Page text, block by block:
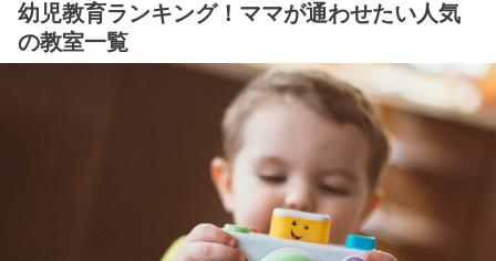
幼児教育ランキング！ママが通わせたい人気
の教室一覧